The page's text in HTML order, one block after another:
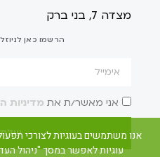
מצדה 7, בני ברק
הרשמו כאן
אני מאשר/ת את מדיניות
אנו משתמשים בעוגיות לצורכי
עוגיות לאפשר במסך "ניהול